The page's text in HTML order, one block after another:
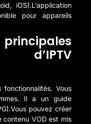
iOS).L’application
pour appareils
d’IPTV
Vous
Il a un guide
pouvez créer
contenu VOD est mis